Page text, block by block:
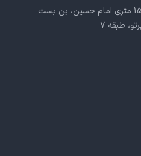
حکیمیه، تهران‌پارس، بلوار بابائیان، 15 متری امام حسین، بن بست